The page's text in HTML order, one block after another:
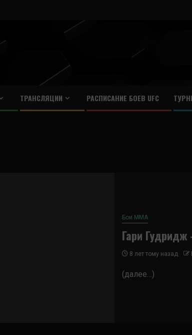
ТРАНСЛЯЦИИ РАСПИСАНИЕ БОЕВ UFC
Бои ММА
Гари
8 лет тому назад
(далее…)